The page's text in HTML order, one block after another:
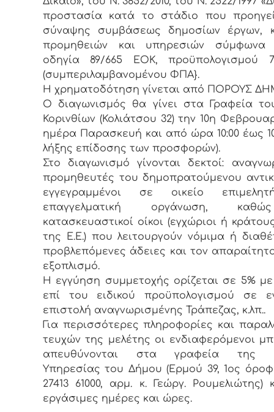
προστασία κατά το στάδιο που
σύναψης συμβάσεως δημοσίων έργων,
προμηθειών και υπηρεσιών
οδηγία 89/665 ΕΟΚ, προϋπολογισμού
(συμπεριλαμβανομένου ΦΠΑ}.
Η χρηματοδότηση γίνεται από ΠΟΡΟΥΣ
Ο διαγωνισμός θα γίνει στα Γραφεία
Κορινθίων (Κολιάτσου 32) την 10η
ημέρα Παρασκευή και από ώρα 10:00 έως
λήξης επίδοσης των προσφορών).
Στο διαγωνισμό γίνονται δεκτοί:
προμηθευτές του δημοπρατούμενου
εγγεγραμμένοι σε οικείο
επαγγελματική οργάνωση,
κατασκευαστικοί οίκοι (εγχώριοι ή
της Ε.Ε.) που λειτουργούν νόμιμα ή
προβλεπόμενες άδειες και τον
εξοπλισμό.
Η εγγύηση συμμετοχής ορίζεται σε 5%
επί του ειδικού προϋπολογισμού σε
επιστολή αναγνωρισμένης Τράπεζας, κ.λπ..
Για περισσότερες πληροφορίες και
τευχών της μελέτης οι ενδιαφερόμενοι
απευθύνονται στα γραφεία της
Υπηρεσίας του Δήμου (Ερμού 39, 1ος
27413 61000, αρμ. κ. Γεώργ. Ρουμελιώτης)
εργάσιμες ημέρες και ώρες.